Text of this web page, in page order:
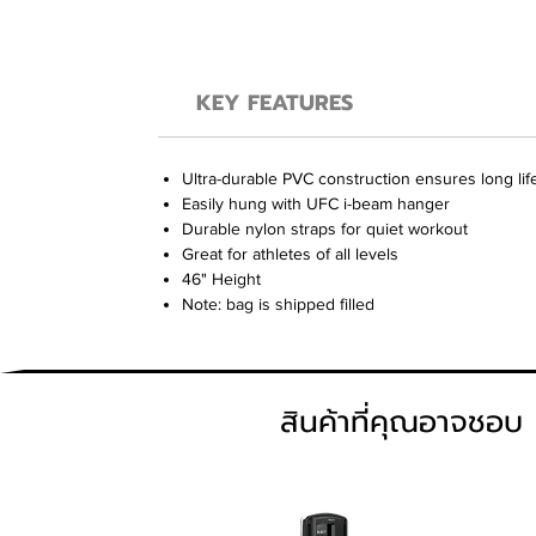
KEY FEATURES
Ultra-durable PVC construction ensures long
Easily hung with UFC i-beam hanger
Durable nylon straps for quiet workout
Great for athletes of all levels
46" Height
Note: bag is shipped filled
สินค้าที่คุณอาจชอบ